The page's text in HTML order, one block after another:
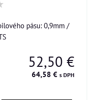
pásu: 0,9mm /
52,50 €
64,58 € s DPH